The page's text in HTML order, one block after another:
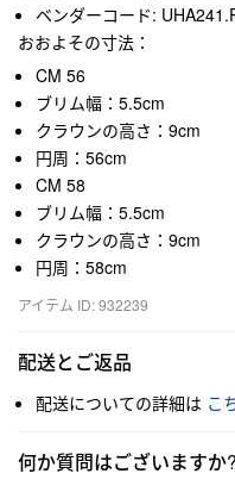
ベンダーコード:
おおよその寸法：
CM 56
ブリム幅：5.5cm
クラウンの高さ：9cm
円周：56cm
CM 58
ブリム幅：5.5cm
クラウンの高さ：9cm
円周：58cm
アイテム ID: 932239
配送とご返品
配送についての詳細は こ
何か質問はございますか?